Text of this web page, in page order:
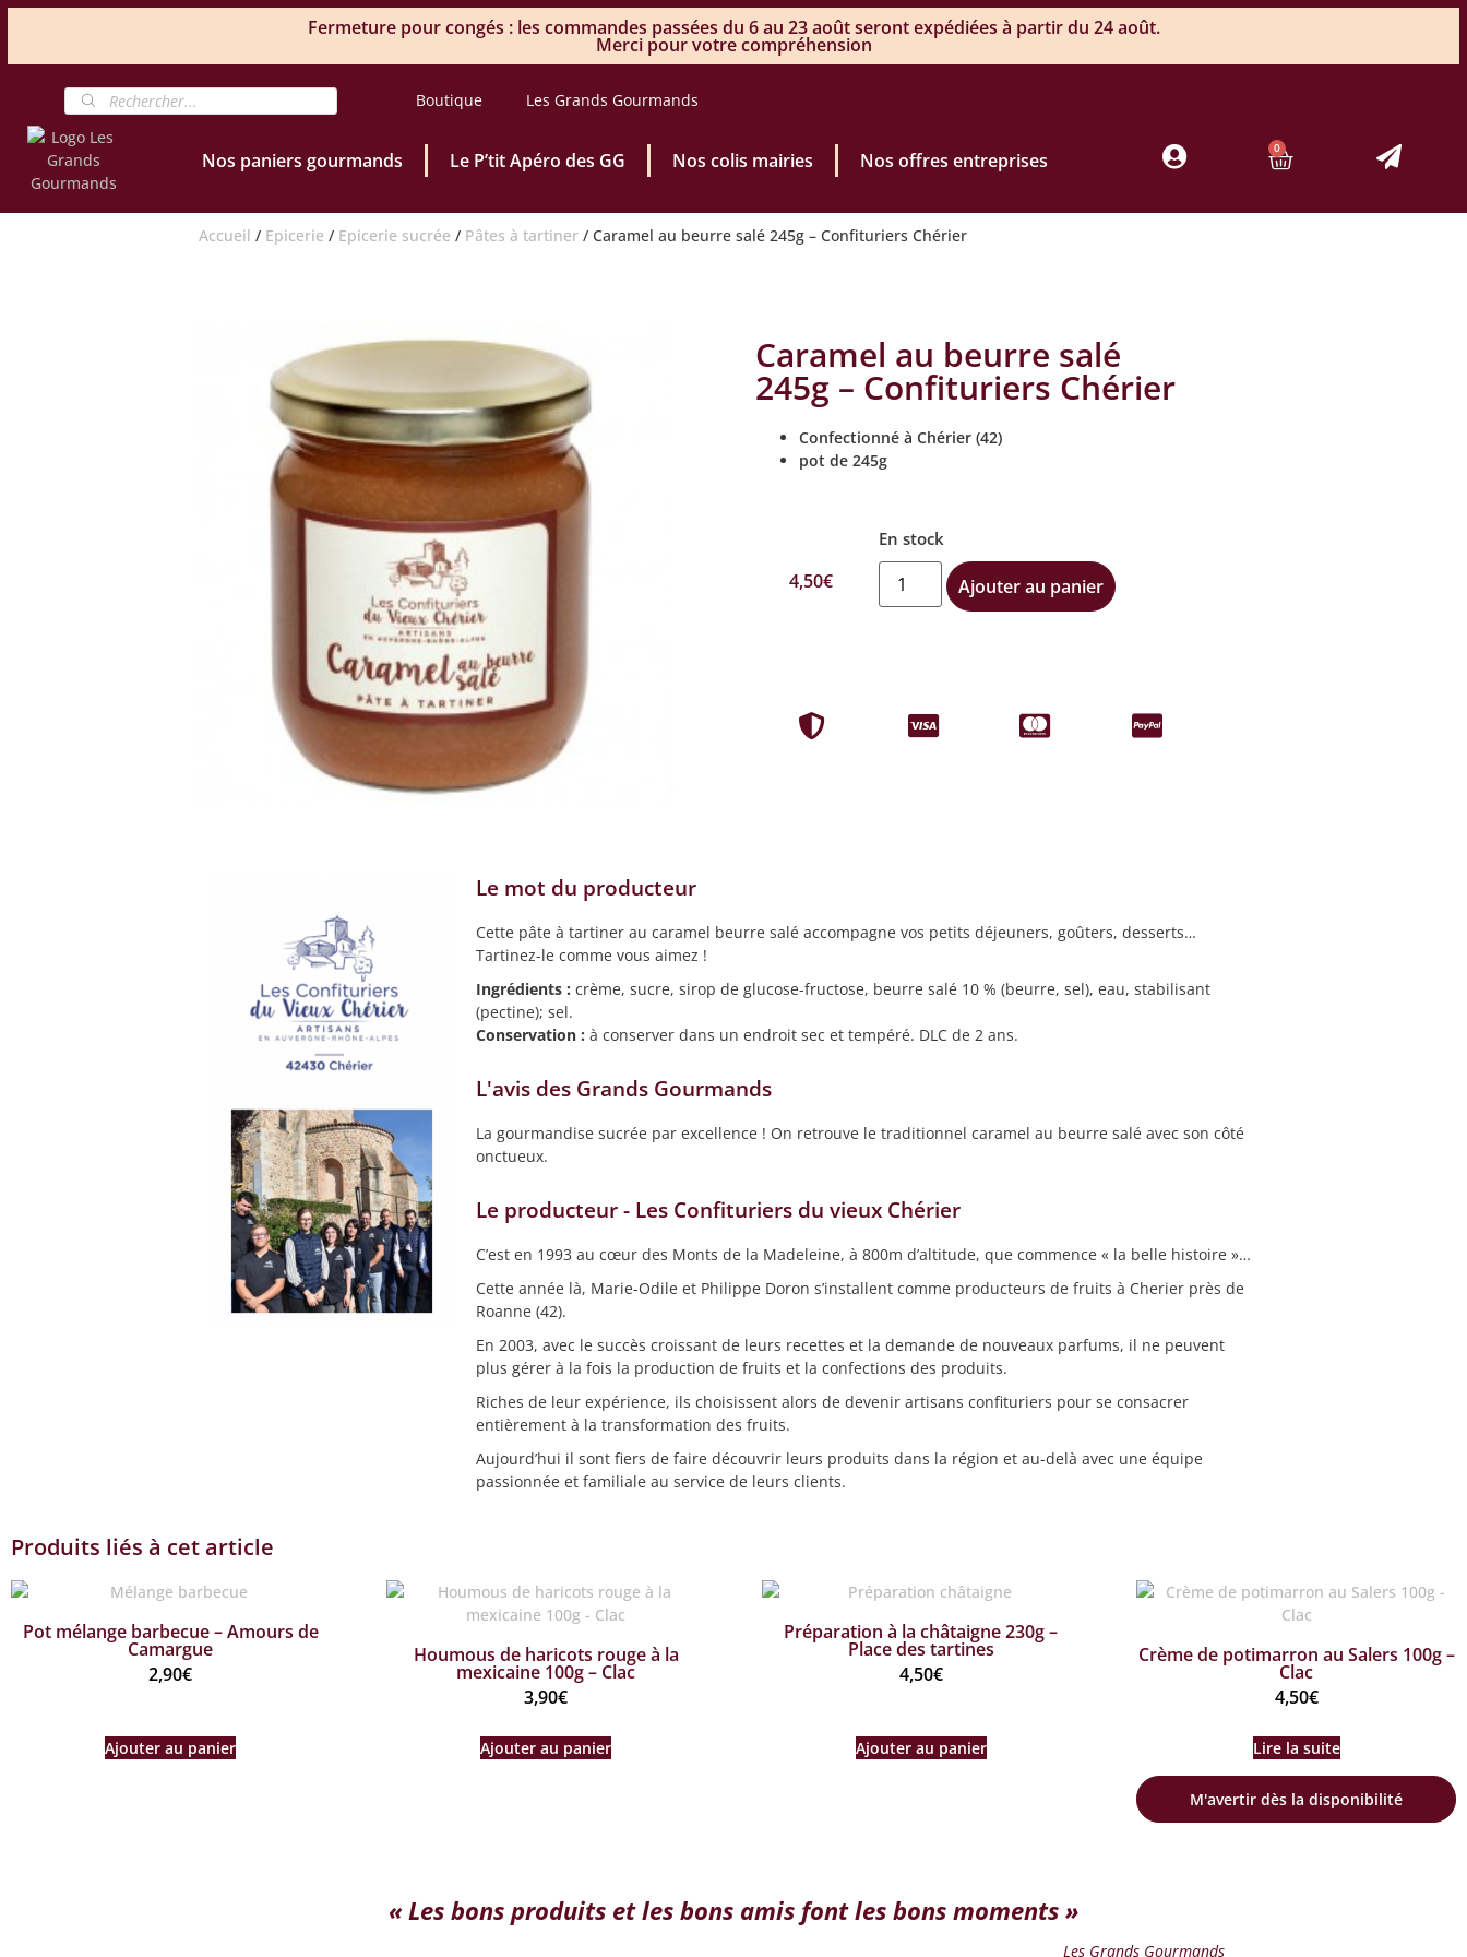
Fermeture pour congés : les commandes passées du 6 au 23 août seront expédiées à partir du 24 août.
Merci pour votre compréhension
Boutique Les Grands Gourmands
Nos paniers gourmands Le P’tit Apéro des GG Nos colis mairies Nos offres entreprises
0
Accueil / Epicerie / Epicerie sucrée / Pâtes à tartiner / Caramel au beurre salé 245g – Confituriers Chérier
Caramel au beurre salé
245g – Confituriers Chérier
Confectionné à Chérier (42)
pot de 245g
4,50€
En stock
Ajouter au panier
Le mot du producteur
Cette pâte à tartiner au caramel beurre salé accompagne vos petits déjeuners, goûters, desserts…
Tartinez-le comme vous aimez !
Ingrédients : crème, sucre, sirop de glucose-fructose, beurre salé 10 % (beurre, sel), eau, stabilisant
(pectine); sel.
Conservation : à conserver dans un endroit sec et tempéré. DLC de 2 ans.
L'avis des Grands Gourmands
La gourmandise sucrée par excellence ! On retrouve le traditionnel caramel au beurre salé avec son côté
onctueux.
Le producteur - Les Confituriers du vieux Chérier
C’est en 1993 au cœur des Monts de la Madeleine, à 800m d’altitude, que commence « la belle histoire »…
Cette année là, Marie-Odile et Philippe Doron s’installent comme producteurs de fruits à Cherier près de
Roanne (42).
En 2003, avec le succès croissant de leurs recettes et la demande de nouveaux parfums, il ne peuvent
plus gérer à la fois la production de fruits et la confections des produits.
Riches de leur expérience, ils choisissent alors de devenir artisans confituriers pour se consacrer
entièrement à la transformation des fruits.
Aujourd’hui il sont fiers de faire découvrir leurs produits dans la région et au-delà avec une équipe
passionnée et familiale au service de leurs clients.
Produits liés à cet article
Pot mélange barbecue – Amours de
Camargue
2,90€
Ajouter au panier
Houmous de haricots rouge à la
mexicaine 100g – Clac
3,90€
Ajouter au panier
Préparation à la châtaigne 230g –
Place des tartines
4,50€
Ajouter au panier
Crème de potimarron au Salers 100g –
Clac
4,50€
Lire la suite
M'avertir dès la disponibilité
« Les bons produits et les bons amis font les bons moments »
Les Grands Gourmands